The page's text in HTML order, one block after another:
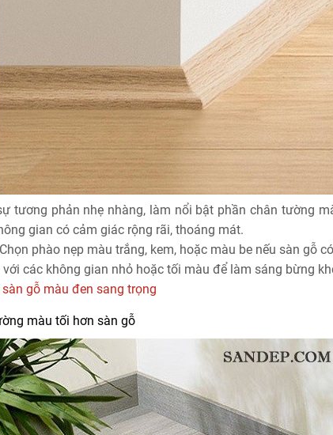
tương phản nhẹ nhàng, làm nổi bật phần chân tường
gian có cảm giác rộng rãi, thoáng mát.
phào nẹp màu trắng, kem, hoặc màu be nếu sàn gỗ
các không gian nhỏ hoặc tối màu để làm sáng bừng
gỗ màu đen sang trọng
màu tối hơn sàn gỗ